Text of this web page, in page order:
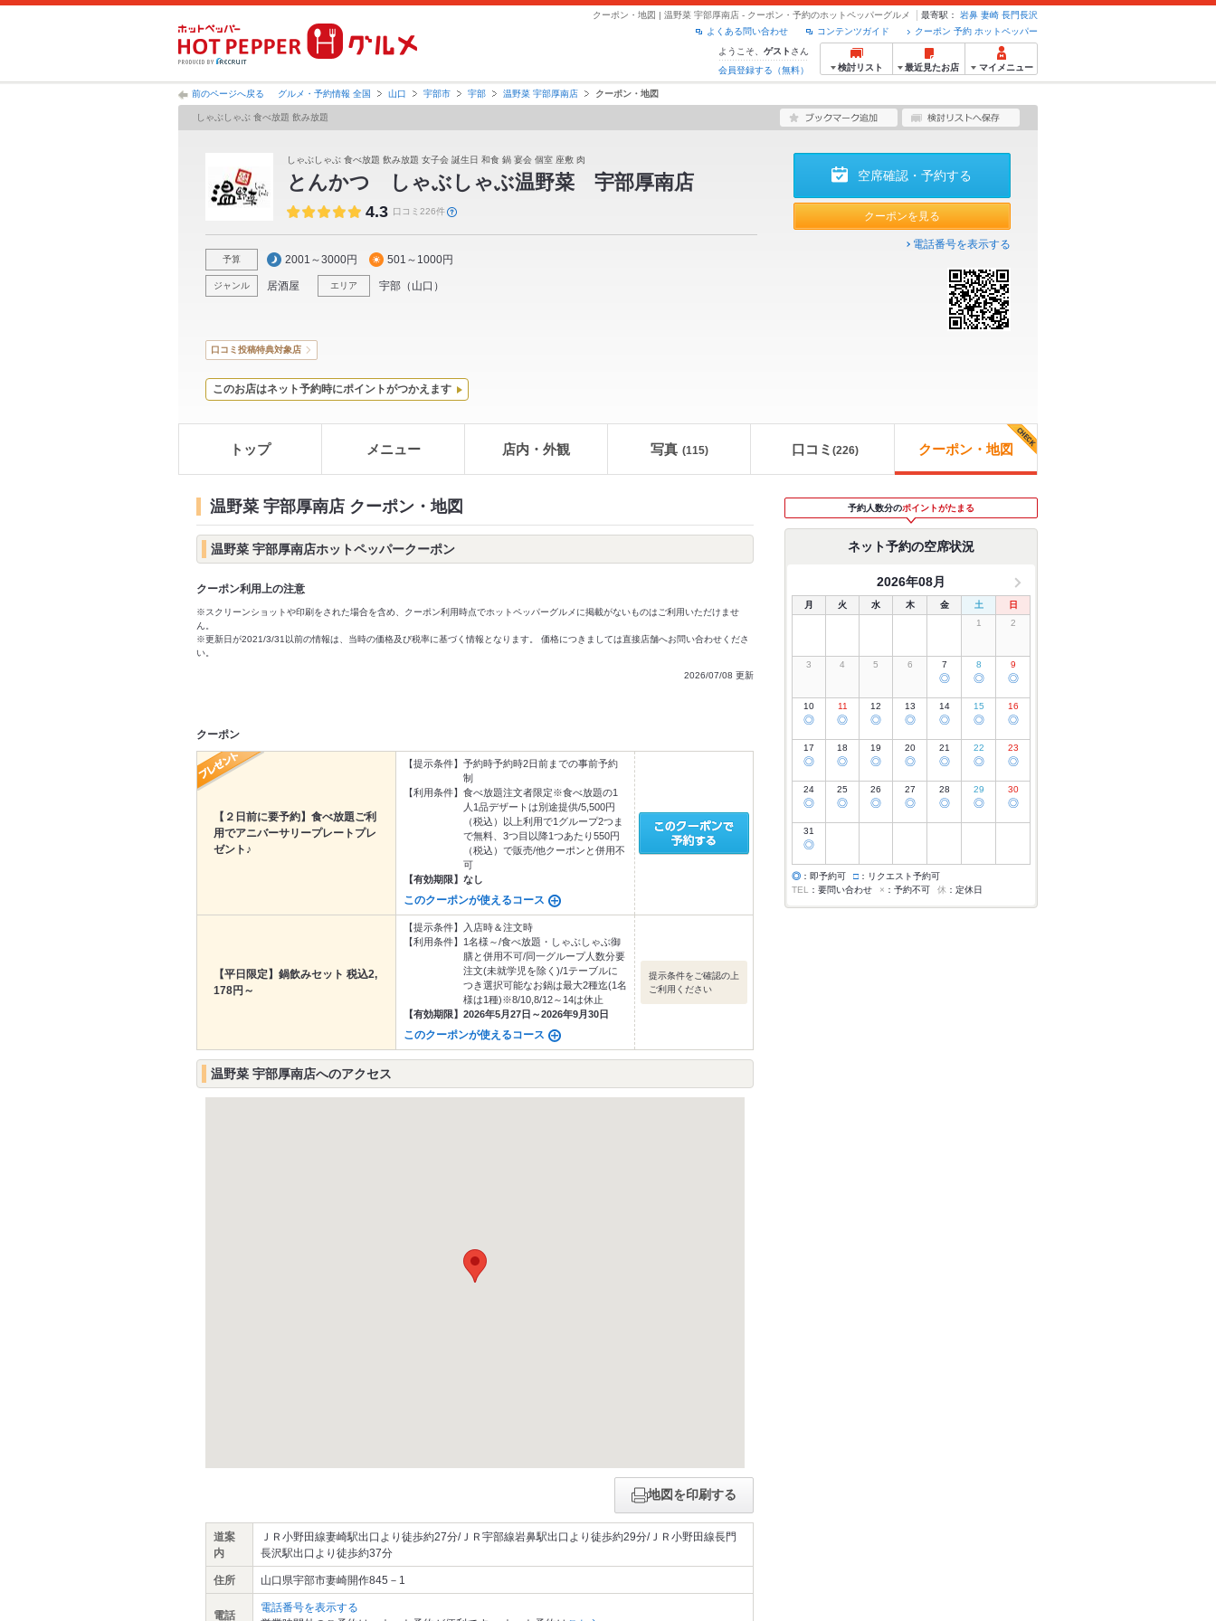
クーポン・地図 | 温野菜 宇部厚南店 - クーポン・予約のホットペッパーグルメ 最寄駅： 岩鼻 妻崎 長門長沢
クーポン 予約 ホットペッパー
コンテンツガイド
よくある問い合わせ
ようこそ、 ゲスト さん
会員登録する（無料）
検討リスト 最近見たお店 マイメニュー
前のページへ戻る グルメ・予約情報 全国 山口 宇部市 宇部 温野菜 宇部厚南店 クーポン・地図
しゃぶしゃぶ 食べ放題 飲み放題
しゃぶしゃぶ 食べ放題 飲み放題 女子会 誕生日 和食 鍋 宴会 個室 座敷 肉
とんかつ しゃぶしゃぶ温野菜 宇部厚南店
4.3 口コミ226件
予算 2001～3000円 501～1000円
ジャンル 居酒屋 エリア 宇部 （ 山口 ）
空席確認・予約する
クーポンを見る
電話番号を表示する
口コミ投稿特典対象店
このお店はネット予約時にポイントがつかえます
トップ メニュー 店内・外観 写真 (115) 口コミ (226) クーポン・地図
温野菜 宇部厚南店 クーポン・地図
温野菜 宇部厚南店ホットペッパークーポン
クーポン利用上の注意
※スクリーンショットや印刷をされた場合を含め、クーポン利用時点でホットペッパーグルメに掲載がないものはご利用いただけませ
ん。
※更新日が2021/3/31以前の情報は、当時の価格及び税率に基づく情報となります。 価格につきましては直接店舗へお問い合わせくださ
い。
2026/07/08 更新
クーポン
【２日前に要予約】食べ放題ご利
用でアニバーサリープレートプレ
ゼント♪
【提示条件】 予約時予約時2日前までの事前予約
制
【利用条件】 食べ放題注文者限定※食べ放題の1
人1品デザートは別途提供/5,500円
（税込）以上利用で1グループ2つま
で無料、3つ目以降1つあたり550円
（税込）で販売/他クーポンと併用不
可
【有効期限】 なし
このクーポンが使えるコース
【平日限定】鍋飲みセット 税込2,
178円～
【提示条件】
入店時＆注文時
【利用条件】
1名様～/食べ放題・しゃぶしゃぶ御
膳と併用不可/同一グループ人数分要
注文(未就学児を除く)/1テーブルに
つき選択可能なお鍋は最大2種迄(1名
様は1種)※8/10,8/12～14は休止
【有効期限】 2026年5月27日～2026年9月30日
このクーポンが使えるコース
提示条件をご確認の上
ご利用ください
温野菜 宇部厚南店へのアクセス
地図を印刷する
道案
内
ＪＲ小野田線妻崎駅出口より徒歩約27分/ＪＲ宇部線岩鼻駅出口より徒歩約29分/ＪＲ小野田線長門
長沢駅出口より徒歩約37分
住所 山口県宇部市妻崎開作845－1
電話
電話番号を表示する
予約人数分のポイントがたまる
ネット予約の空席状況
2026年08月
月 火 水 木 金 土
日
1
2
3 4 5 6 7
◎
8
◎
9
◎
10
◎
11
◎
12
◎
13
◎
14
◎
15
◎
16
◎
17
◎
18
◎
19
◎
20
◎
21
◎
22
◎
23
◎
24
◎
25
◎
26
◎
27
◎
28
◎
29
◎
30
◎
31
◎
◎ ：即予約可 □ ：リクエスト予約可
TEL
：要問い合わせ × ：予約不可 休 ：定休日